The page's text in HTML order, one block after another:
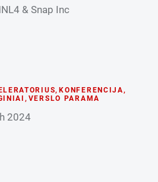
& Snap Inc
, KONFERENCIJA,
, VERSLO PARAMA
2024